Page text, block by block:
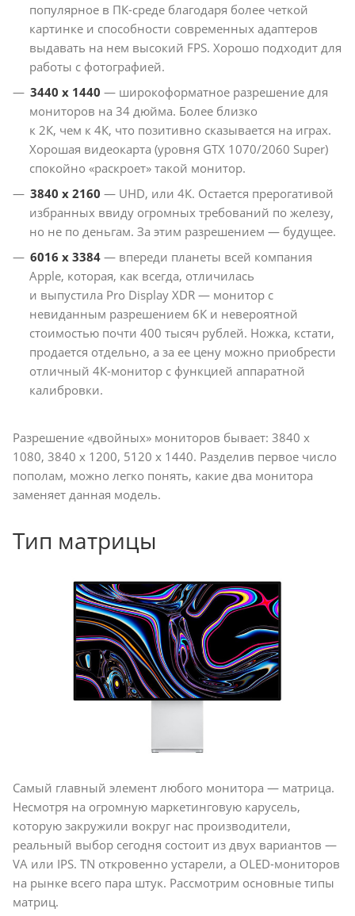
популярное в ПК-среде благодаря более четкой
картинке и способности современных адаптеров
выдавать на нем высокий FPS. Хорошо подходит для
работы с фотографией.
3440 x 1440 — широкоформатное разрешение для
мониторов на 34 дюйма. Более близко
к 2К, чем к 4К, что позитивно сказывается на играх.
Хорошая видеокарта (уровня GTX 1070/2060 Super)
спокойно «раскроет» такой монитор.
3840 х 2160 — UHD, или 4К. Остается прерогативой
избранных ввиду огромных требований по железу,
но не по деньгам. За этим разрешением — будущее.
6016 x 3384 — впереди планеты всей компания
Apple, которая, как всегда, отличилась
и выпустила Pro Display XDR — монитор с
невиданным разрешением 6К и невероятной
стоимостью почти 400 тысяч рублей. Ножка, кстати,
продается отдельно, а за ее цену можно приобрести
отличный 4К-монитор с функцией аппаратной
калибровки.
Разрешение «двойных» мониторов бывает: 3840 x
1080, 3840 x 1200, 5120 x 1440. Разделив первое число
пополам, можно легко понять, какие два монитора
заменяет данная модель.
Тип матрицы
Самый главный элемент любого монитора — матрица.
Несмотря на огромную маркетинговую карусель,
которую закружили вокруг нас производители,
реальный выбор сегодня состоит из двух вариантов —
VA или IPS. TN откровенно устарели, а OLED-мониторов
на рынке всего пара штук. Рассмотрим основные типы
матриц.